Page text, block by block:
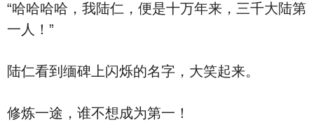
“哈哈哈哈，我陆仁，便是十万年来，三千大陆第
一人！”
陆仁看到缅碑上闪烁的名字，大笑起来。
修炼一途，谁不想成为第一！